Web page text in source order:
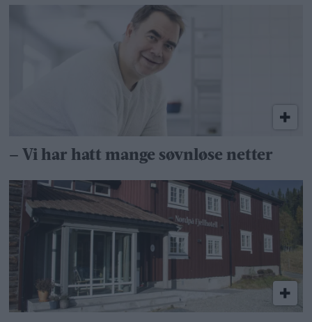
– Vi har hatt mange søvnløse netter